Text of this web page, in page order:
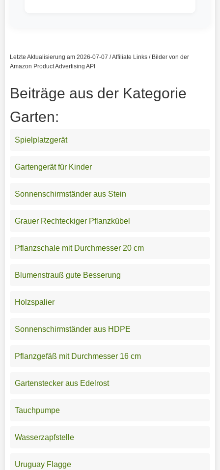
Letzte Aktualisierung am 2026-07-07 / Affiliate Links / Bilder von der
Amazon Product Advertising API
Beiträge aus der Kategorie
Garten:
Spielplatzgerät
Gartengerät für Kinder
Sonnenschirmständer aus Stein
Grauer Rechteckiger Pflanzkübel
Pflanzschale mit Durchmesser 20 cm
Blumenstrauß gute Besserung
Holzspalier
Sonnenschirmständer aus HDPE
Pflanzgefäß mit Durchmesser 16 cm
Gartenstecker aus Edelrost
Tauchpumpe
Wasserzapfstelle
Uruguay Flagge